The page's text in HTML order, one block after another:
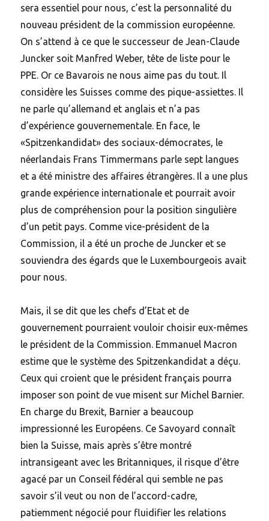
sera essentiel pour nous, c’est la personnalité du
nouveau président de la commission européenne.
On s’attend à ce que le successeur de Jean-Claude
Juncker soit Manfred Weber, tête de liste pour le
PPE. Or ce Bavarois ne nous aime pas du tout. Il
considère les Suisses comme des pique-assiettes. Il
ne parle qu’allemand et anglais et n’a pas
d’expérience gouvernementale. En face, le
«Spitzenkandidat» des sociaux-démocrates, le
néerlandais Frans Timmermans parle sept langues
et a été ministre des affaires étrangères. Il a une plus
grande expérience internationale et pourrait avoir
plus de compréhension pour la position singulière
d’un petit pays. Comme vice-président de la
Commission, il a été un proche de Juncker et se
souviendra des égards que le Luxembourgeois avait
pour nous.
Mais, il se dit que les chefs d’Etat et de
gouvernement pourraient vouloir choisir eux-mêmes
le président de la Commission. Emmanuel Macron
estime que le système des Spitzenkandidat a déçu.
Ceux qui croient que le président français pourra
imposer son point de vue misent sur Michel Barnier.
En charge du Brexit, Barnier a beaucoup
impressionné les Européens. Ce Savoyard connaît
bien la Suisse, mais après s’être montré
intransigeant avec les Britanniques, il risque d’être
agacé par un Conseil fédéral qui semble ne pas
savoir s’il veut ou non de l’accord-cadre,
patiemment négocié pour fluidifier les relations